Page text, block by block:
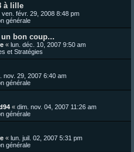
à lille
ven. févr. 29, 2008 8:48 pm
générale
bon coup...
« lun. déc. 10, 2007 9:50 am
et Stratégies
nov. 29, 2007 6:40 am
générale
« dim. nov. 04, 2007 11:26 am
générale
« lun. juil. 02, 2007 5:31 pm
générale